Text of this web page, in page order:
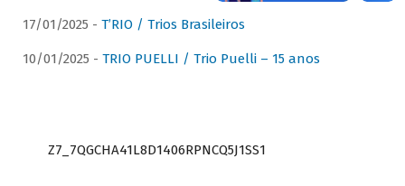
17/01/2025 - T’RIO / Trios Brasileiros
10/01/2025 - TRIO PUELLI / Trio Puelli – 15 anos
Z7_7QGCHA41L8D1406RPNCQ5J1SS1